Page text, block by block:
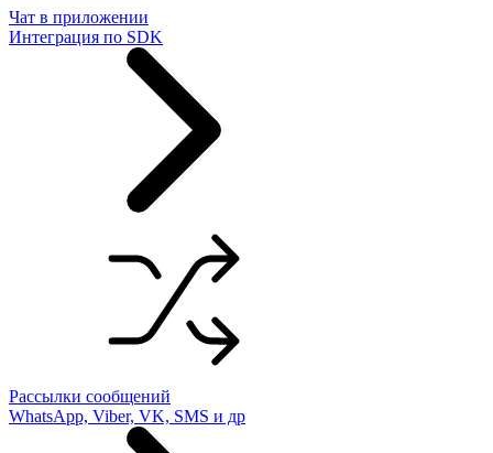
Чат в приложении
Интеграция по SDK
Рассылки сообщений
WhatsApp, Viber, VK, SMS и др